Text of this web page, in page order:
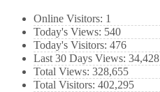
Online Visitors: 1
Today's Views: 540
Today's Visitors: 476
Last 30 Days Views: 34,428
Total Views: 328,655
Total Visitors: 402,295